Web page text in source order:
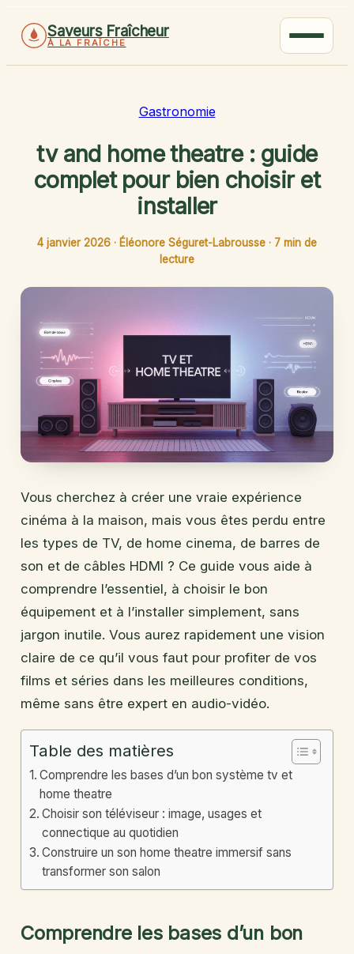
Saveurs Fraîcheur
À LA FRAÎCHE
Gastronomie
tv and home theatre : guide
complet pour bien choisir et
installer
4 janvier 2026 · Éléonore Séguret-Labrousse · 7 min de
lecture
Vous cherchez à créer une vraie expérience
cinéma à la maison, mais vous êtes perdu entre
les types de TV, de home cinema, de barres de
son et de câbles HDMI ? Ce guide vous aide à
comprendre l’essentiel, à choisir le bon
équipement et à l’installer simplement, sans
jargon inutile. Vous aurez rapidement une vision
claire de ce qu’il vous faut pour profiter de vos
films et séries dans les meilleures conditions,
même sans être expert en audio-vidéo.
Table des matières
Comprendre les bases d’un bon système tv et
home theatre
Choisir son téléviseur : image, usages et
connectique au quotidien
Construire un son home theatre immersif sans
transformer son salon
Comprendre les bases d’un bon